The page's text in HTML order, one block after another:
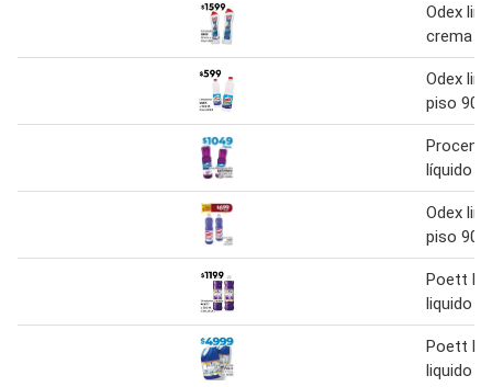
Odex
crema
Odex
piso 900
líquido
Odex
piso 900
Poett
liquido
Poett
liquido 4 l